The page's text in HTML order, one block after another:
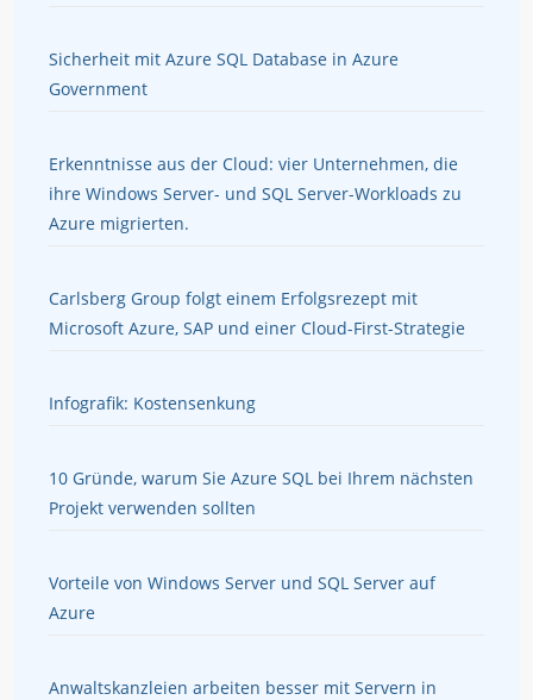
Sicherheit mit Azure SQL Database in Azure
Government
Erkenntnisse aus der Cloud: vier Unternehmen, die
ihre Windows Server- und SQL Server-Workloads zu
Azure migrierten.
Carlsberg Group folgt einem Erfolgsrezept mit
Microsoft Azure, SAP und einer Cloud-First-Strategie
Infografik: Kostensenkung
10 Gründe, warum Sie Azure SQL bei Ihrem nächsten
Projekt verwenden sollten
Vorteile von Windows Server und SQL Server auf
Azure
Anwaltskanzleien arbeiten besser mit Servern in